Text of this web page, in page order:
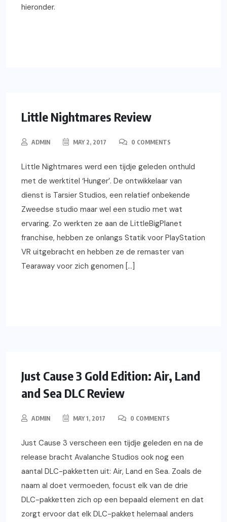
hieronder.
Little Nightmares Review
ADMIN MAY 2, 2017 0 COMMENTS
Little Nightmares werd een tijdje geleden onthuld
met de werktitel ‘Hunger’. De ontwikkelaar van
dienst is Tarsier Studios, een relatief onbekende
Zweedse studio maar wel een studio met wat
ervaring. Zo werkten ze aan de LittleBigPlanet
franchise, hebben ze onlangs Statik voor PlayStation
VR uitgebracht en hebben ze de remaster van
Tearaway voor zich genomen […]
GAMING
PC
PS4
REVIEWS
XBOX ONE
Just Cause 3 Gold Edition: Air, Land
and Sea DLC Review
ADMIN MAY 1, 2017 0 COMMENTS
Just Cause 3 verscheen een tijdje geleden en na de
release bracht Avalanche Studios ook nog een
aantal DLC-pakketten uit: Air, Land en Sea. Zoals de
naam al doet vermoeden, focust elk van de drie
DLC-pakketten zich op een bepaald element en dat
zorgt ervoor dat elk DLC-pakket helemaal anders